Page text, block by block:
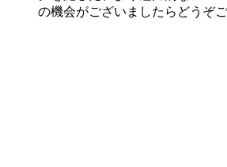
の機会がございましたらどうぞ